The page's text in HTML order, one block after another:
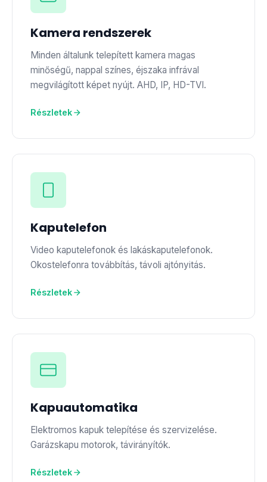
Kamera rendszerek
Minden általunk telepített kamera magas
minőségű, nappal színes, éjszaka infrával
megvilágított képet nyújt. AHD, IP, HD-TVI.
Részletek
Kaputelefon
Video kaputelefonok és lakáskaputelefonok.
Okostelefonra továbbítás, távoli ajtónyitás.
Részletek
Kapuautomatika
Elektromos kapuk telepítése és szervizelése.
Garázskapu motorok, távirányítók.
Részletek